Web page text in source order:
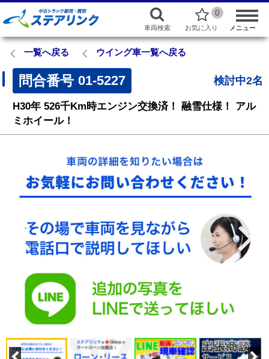
車両検索
0
お気に入り メニュー
一覧へ戻る ウイング車一覧へ戻る
問合番号 01-5227 検討中2名
H30年 526千Km時エンジン交換済！ 融雪仕様！ アル
ミホイール！